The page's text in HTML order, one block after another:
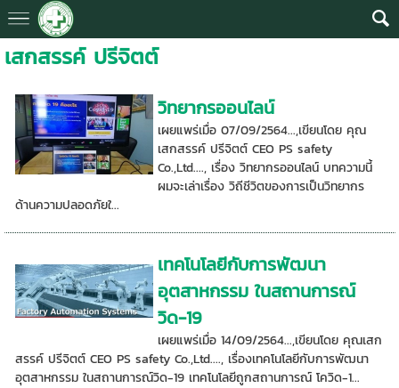
เสกสรรค์ ปรีจิตต์
วิทยากรออนไลน์
เผยแพร่เมื่อ 07/09/2564...,เขียนโดย คุณ
เสกสรรค์ ปรีจิตต์ CEO PS safety
Co.,Ltd...., เรื่อง วิทยากรออนไลน์ บทความนี้
ผมจะเล่าเรื่อง วิถีชีวิตของการเป็นวิทยากร
ด้านความปลอดภัยใ...
เทคโนโลยีกับการพัฒนา
อุตสาหกรรม ในสถานการณ์
วิด-19
เผยแพร่เมื่อ 14/09/2564...,เขียนโดย คุณเสก
สรรค์ ปรีจิตต์ CEO PS safety Co.,Ltd...., เรื่องเทคโนโลยีกับการพัฒนา
อุตสาหกรรม ในสถานการณ์วิด-19 เทคโนโลยีถูกสถานการณ์ โควิด-1...